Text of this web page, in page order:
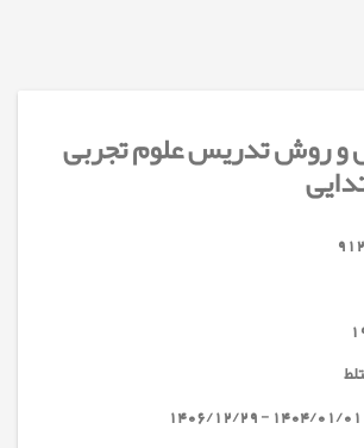
و روش تدریس علوم تجربی